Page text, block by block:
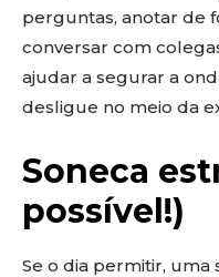
perguntas, anotar de
conversar com
ajudar a segurar a
desligue no meio da
Soneca
possível!)
Se o dia permitir, uma